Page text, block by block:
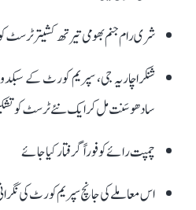
شری رام جنم بھومی تیرتھ کشیتر ٹرسٹ
شنکراچاریہ جی، سپریم کورٹ کے
سادھو سَنت مل کر ایک نئے ٹرسٹ کو
چمپت رائے کو فوراً گرفتار کیا جائے
اس معاملے کی جانچ سپریم کورٹ کی